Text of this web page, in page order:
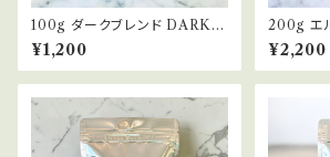
100g ダークブレンド DARK B
LEND 深煎り コーヒー豆
¥1,200
200g エ
アイレス
EL
IRES
¥2,200